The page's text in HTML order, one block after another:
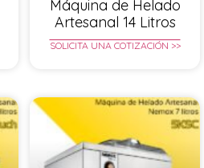
Máquina de Helado
Artesanal 14 Litros
SOLICITA UNA COTIZACIÓN >>